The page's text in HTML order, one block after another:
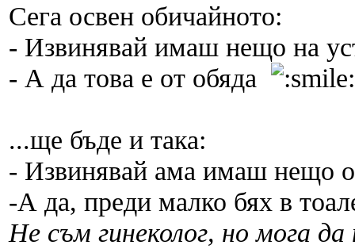
Сега освен обичайното:
- Извинявай имаш нещо на
- А да това е от обяда
...ще бъде и така:
- Извинявай ама имаш нещо
-А да, преди малко бях в
Не съм гинеколог, но мога да